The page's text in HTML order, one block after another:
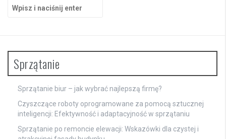
Sprzątanie
Sprzątanie biur – jak wybrać najlepszą firmę?
Czyszczące roboty oprogramowane za pomocą sztucznej
inteligencji: Efektywność i adaptacyjność w sprzątaniu
Sprzątanie po remoncie elewacji: Wskazówki dla czystej i